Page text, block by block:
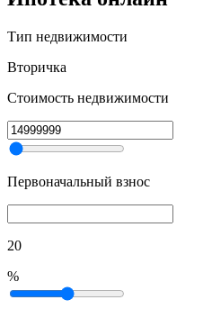
Тип недвижимости
Вторичка
Стоимость недвижимости
Первоначальный взнос
20
%